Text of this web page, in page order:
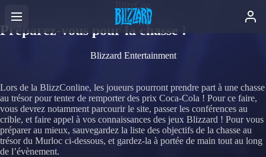
Préparez-vous pour la chasse !
Blizzard Entertainment
Lors de la BlizzConline, les joueurs pourront prendre part à une chasse
au trésor pour tenter de remporter des prix Coca-Cola ! Pour ce faire,
vous devrez notamment parcourir le site, passer les conférences au
crible, et faire appel à vos connaissances des jeux Blizzard ! Pour vous
préparer au mieux, sauvegardez la liste des objectifs de la chasse au
trésor du Murloc ci-dessous, et gardez-la à portée de main tout au long
de l’évènement.